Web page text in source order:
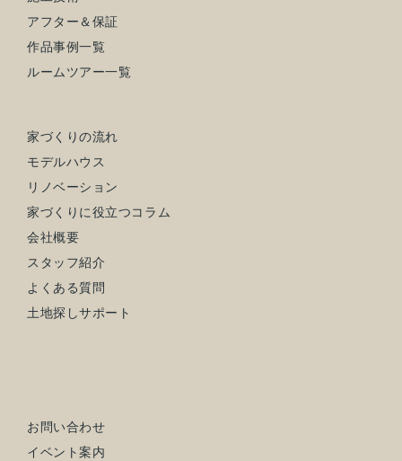
アフター＆保証
作品事例一覧
ルームツアー一覧
家づくりの流れ
モデルハウス
リノベーション
家づくりに役立つコラム
会社概要
スタッフ紹介
よくある質問
土地探しサポート
お問い合わせ
イベント案内